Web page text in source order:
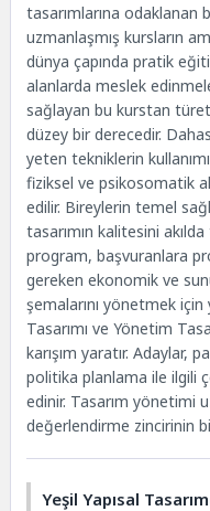
tasarımlarına odaklanan
uzmanlaşmış kursların
dünya çapında pratik
alanlarda meslek
sağlayan bu kurstan
düzey bir derecedir.
yeten tekniklerin
fiziksel ve psikosomatik
edilir. Bireylerin temel
tasarımın kalitesini
program, başvuranlara
gereken ekonomik ve
şemalarını yönetmek
Tasarımı ve Yönetim
karışım yaratır. Adaylar,
politika planlama ile ilgili
edinir. Tasarım yönetimi
değerlendirme zincirinin
Yeşil Yapısal